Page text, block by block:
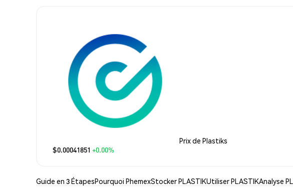
Prix de Plastiks
$0.00041851 +0.00%
Guide en 3 ÉtapesPourquoi PhemexStocker PLASTIKUtiliser PLASTIKAnalyse